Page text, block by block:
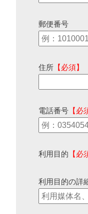
郵便番号
住所 【必須】
電話番号 【必
利用目的 【必
利用目的の詳